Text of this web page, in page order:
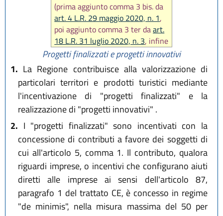
(prima aggiunto comma 3 bis. da
art. 4 L.R. 29 maggio 2020, n. 1,
poi aggiunto comma 3 ter daart.
18 L.R. 31 luglio 2020, n. 3, infine
sostituito comma 3 bis daart. 12
L.R. 28 dicembre 2023, n. 17 )
Progetti finalizzati e progetti innovativi
1. La Regione contribuisce alla valorizzazione di
particolari territori e prodotti turistici mediante
l'incentivazione di "progetti finalizzati" e la
realizzazione di "progetti innovativi" .
2. I "progetti finalizzati" sono incentivati con la
concessione di contributi a favore dei soggetti di
cui all'articolo 5, comma 1. Il contributo, qualora
riguardi imprese, o incentivi che configurano aiuti
diretti alle imprese ai sensi dell'articolo 87,
paragrafo 1 del trattato CE, è concesso in regime
"de minimis", nella misura massima del 50 per